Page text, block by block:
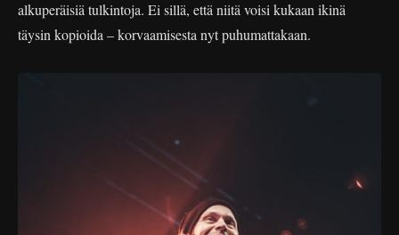
alkuperäisiä tulkintoja. Ei sillä, että niitä voisi kukaan ikinä
täysin kopioida – korvaamisesta nyt puhumattakaan.